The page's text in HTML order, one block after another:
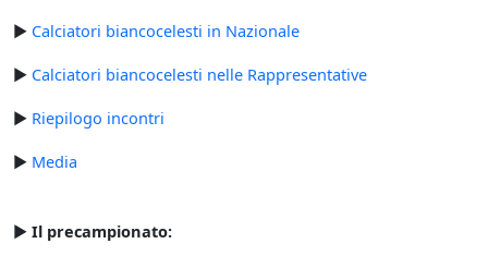
► Calciatori biancocelesti in Nazionale
► Calciatori biancocelesti nelle Rappresentative
► Riepilogo incontri
► Media
► Il precampionato: